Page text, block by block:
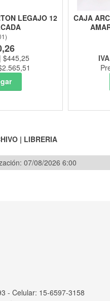
LEGAJO 12
)
$445,25
CAJA
| LIBRERIA
07/08/2026 6:00
- Celular: 15-6597-3158